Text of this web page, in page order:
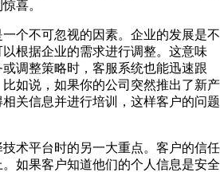
喜。
一个不可忽视的因素。企业的发展是不
根据企业的需求进行调整。这意味
调整策略时，客服系统也能迅速跟
比如说，如果你的公司突然推出了新产
关信息并进行培训，这样客户的问题
技术平台时的另一大重点。客户的信任
如果客户知道他们的个人信息是安全